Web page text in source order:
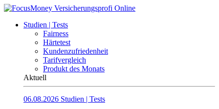
Studien | Tests
Fairness
Härtetest
Kundenzufriedenheit
Tarifvergleich
Produkt des Monats
Aktuell
06.08.2026 Studien | Tests